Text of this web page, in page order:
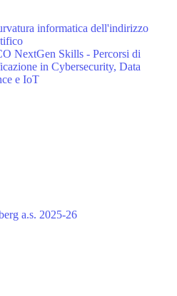
informatica dell'indirizzo
NextGen Skills - Percorsi di
in Cybersecurity, Data
e IoT
a.s. 2025-26